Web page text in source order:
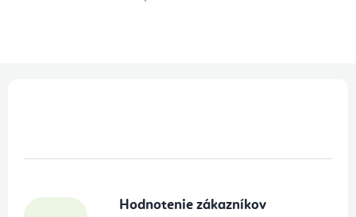
i
p
Hodnotenie zákazníkov